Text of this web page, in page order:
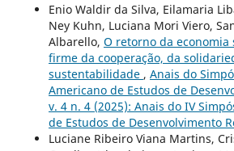
Enio Waldir da Silva, Eilamaria
Ney Kuhn, Luciana Mori Viero,
Albarello, O retorno da economia
firme da cooperação, da
sustentabilidade , Anais do
Americano de Estudos de
v. 4 n. 4 (2025): Anais do IV
de Estudos de Desenvolvimento
Luciane Ribeiro Viana Martins,